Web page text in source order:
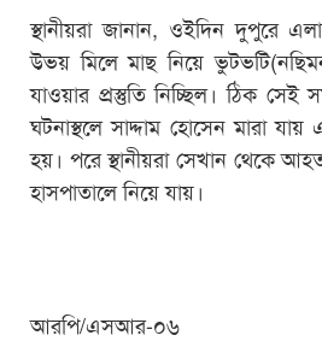
স্থানীয়রা জানান, ওইদিন দুপুরে
উভয় মিলে মাছ নিয়ে
যাওয়ার প্রস্তুতি নিচ্ছিল। ঠিক
ঘটনাস্থলে সাদ্দাম হোসেন মারা
হয়। পরে স্থানীয়রা সেখান থেকে
হাসপাতালে নিয়ে যায়।
আরপি/এসআর-০৬